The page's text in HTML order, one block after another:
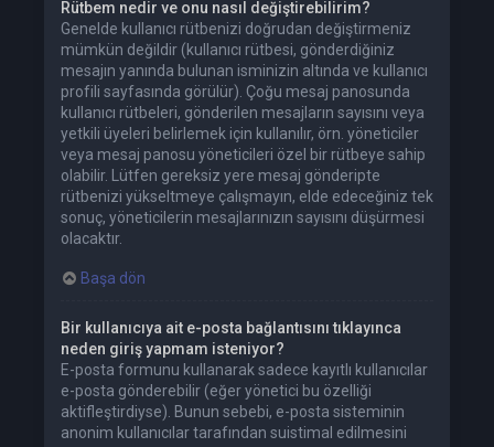
Rütbem nedir ve onu nasıl değiştirebilirim?
Genelde kullanıcı rütbenizi doğrudan değiştirmeniz
mümkün değildir (kullanıcı rütbesi, gönderdiğiniz
mesajın yanında bulunan isminizin altında ve kullanıcı
profili sayfasında görülür). Çoğu mesaj panosunda
kullanıcı rütbeleri, gönderilen mesajların sayısını veya
yetkili üyeleri belirlemek için kullanılır, örn. yöneticiler
veya mesaj panosu yöneticileri özel bir rütbeye sahip
olabilir. Lütfen gereksiz yere mesaj gönderipte
rütbenizi yükseltmeye çalışmayın, elde edeceğiniz tek
sonuç, yöneticilerin mesajlarınızın sayısını düşürmesi
olacaktır.
Başa dön
Bir kullanıcıya ait e-posta bağlantısını tıklayınca
neden giriş yapmam isteniyor?
E-posta formunu kullanarak sadece kayıtlı kullanıcılar
e-posta gönderebilir (eğer yönetici bu özelliği
aktifleştirdiyse). Bunun sebebi, e-posta sisteminin
anonim kullanıcılar tarafından suistimal edilmesini